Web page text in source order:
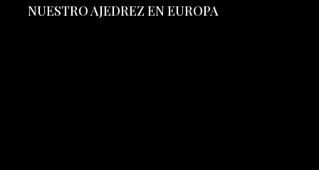
NUESTRO AJEDREZ EN EUROPA